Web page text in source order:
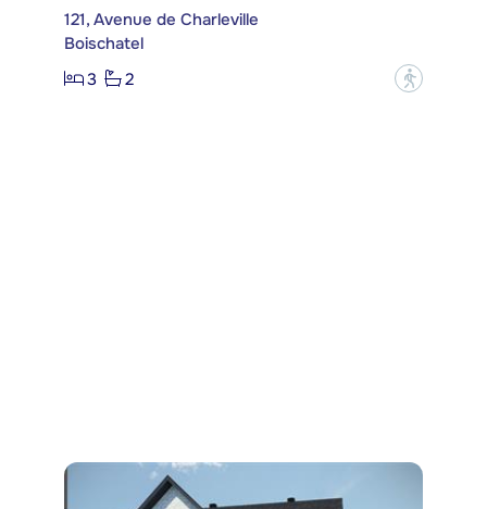
121, Avenue de Charleville
Boischatel
3
2 ?